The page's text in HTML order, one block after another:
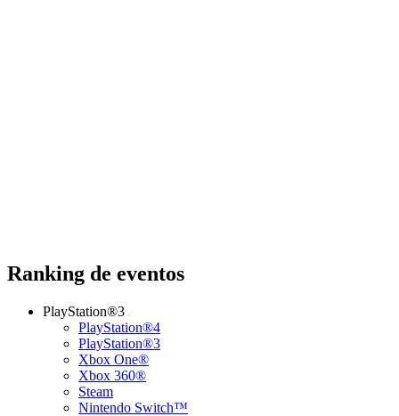
Ranking de eventos
PlayStation®3
PlayStation®4
PlayStation®3
Xbox One®
Xbox 360®
Steam
Nintendo Switch™